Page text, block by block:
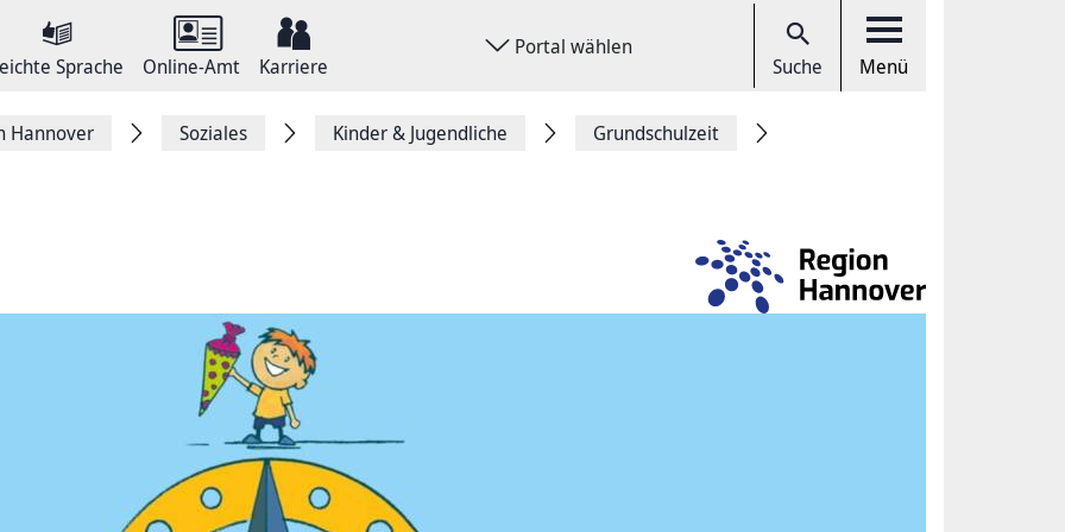
Sprache Online-Amt Karriere
Portal wählen
Suche Menü
Hannover Soziales Kinder & Jugendliche Grundschulzeit